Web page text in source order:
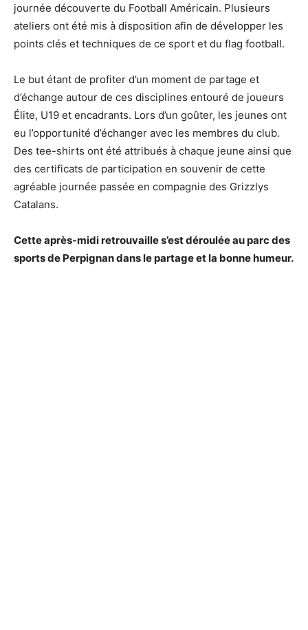
journée découverte du Football Américain. Plusieurs
ateliers ont été mis à disposition afin de développer les
points clés et techniques de ce sport et du flag football.
Le but étant de profiter d’un moment de partage et
d’échange autour de ces disciplines entouré de joueurs
Élite, U19 et encadrants. Lors d’un goûter, les jeunes ont
eu l’opportunité d’échanger avec les membres du club.
Des tee-shirts ont été attribués à chaque jeune ainsi que
des certificats de participation en souvenir de cette
agréable journée passée en compagnie des Grizzlys
Catalans.
Cette après-midi retrouvaille s’est déroulée au parc des
sports de Perpignan dans le partage et la bonne humeur.